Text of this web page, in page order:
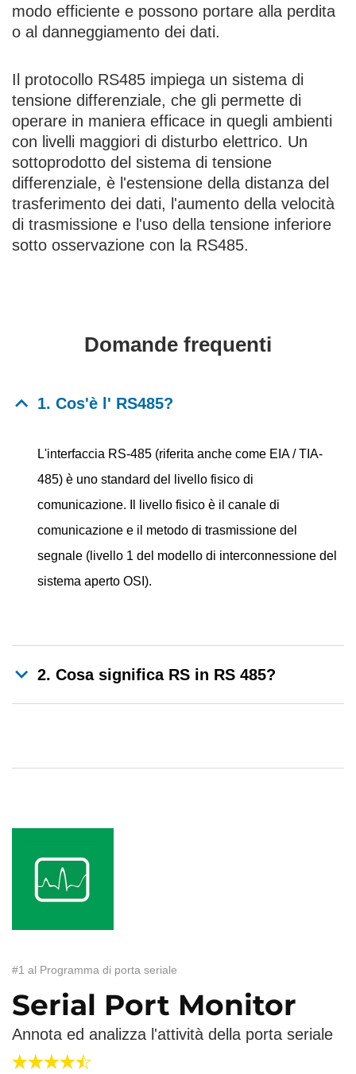
modo efficiente e possono portare alla perdita
o al danneggiamento dei dati.
Il protocollo RS485 impiega un sistema di
tensione differenziale, che gli permette di
operare in maniera efficace in quegli ambienti
con livelli maggiori di disturbo elettrico. Un
sottoprodotto del sistema di tensione
differenziale, è l'estensione della distanza del
trasferimento dei dati, l'aumento della velocità
di trasmissione e l'uso della tensione inferiore
sotto osservazione con la RS485.
Domande frequenti
1. Cos'è l' RS485?
L'interfaccia RS-485 (riferita anche come EIA / TIA-
485) è uno standard del livello fisico di
comunicazione. Il livello fisico è il canale di
comunicazione e il metodo di trasmissione del
segnale (livello 1 del modello di interconnessione del
sistema aperto OSI).
2. Cosa significa RS in RS 485?
#1 al Programma di porta seriale
Serial Port Monitor
Annota ed analizza l'attività della porta seriale